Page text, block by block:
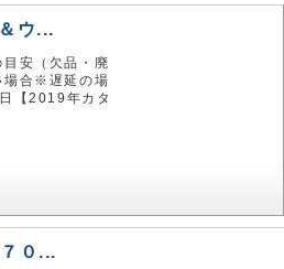
ウ...
目安（欠品・廃
場合※遅延の場
【2019年カタ
０...